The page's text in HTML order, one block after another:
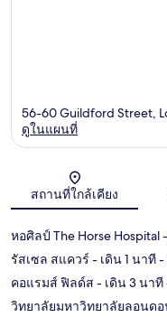
56-60 Guildford Street,
ดูในแผนที่
สถานที่ใกล้เคียง
หอศิลป์ The Horse Hospital
รัสเซล สแควร์ - เดิน 1 นาที-
คอแรมส์ ฟิลด์ส - เดิน 3 นาที
วิทยาลัยมหาวิทยาลัยลอนด